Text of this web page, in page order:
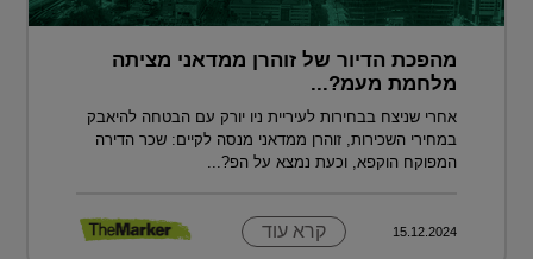
מהפכת הדיור של זוהרן ממדאני מציתה
מלחמת מעמ?...
אחרי שניצח בבחירות לעיריית ניו יורק עם הבטחה להיאבק
במחירי השכירות, זוהרן ממדאני מנסה לקיים: שכר הדירה
המפוקח הוקפא, וכעת נמצא על הפ?...
15.12.2024 קרא עוד